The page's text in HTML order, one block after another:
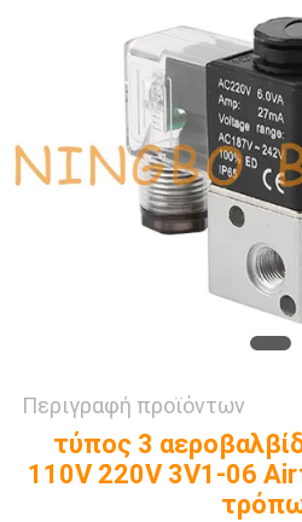
ΠΟΛΙΤΙΚΉ
ΑΠΟΡΡΉΤΟΥ
Περιγραφή προϊόντων
τύπος 3
110V 220V 3V1-06